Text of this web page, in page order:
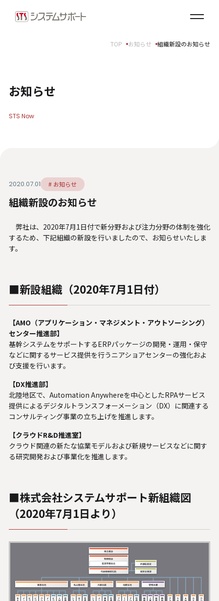
ソリューション・プロダクト
拠点案内
SDGsへの取り組み
健康経営宣言
人材関連データ・社外からの評価
採用情報
Microsoft Base Kanazawa
システムサポート胡蝶蘭オンラインショップ
事例紹介
SNS公式アカウント一覧
English
U.S. FrontLine
情報セキュリティ基本方針
個人情報の取り扱いについて
サイトのご利用について
反社会的勢力に対する基本方針
特定個人情報等の適正な取り扱いに関する基本方針
TOP お知らせ 組織新設のお知らせ
お知らせ
STS Now
2020.07.01 # お知らせ
組織新設のお知らせ
弊社は、2020年7月1日付で新分野および注力分野の体制を強化
するため、下記組織の新設を行いましたので、お知らせいたしま
す。
■新設組織（2020年7月1日付）
【AMO（アプリケーション・マネジメント・アウトソーシング）
センター推進部】
基幹システムをサポートするERPパッケージの開発・運用・保守
などに関するサービス提供を行うニアショアセンターの強化およ
び支援を行います。
【DX推進部】
北陸地区で、Automation Anywhereを中心としたRPAサービス
提供によるデジタルトランスフォーメーション（DX）に関連する
コンサルティング事業の立ち上げを推進します。
【クラウドR&D推進室】
クラウド関連の新たな協業モデルおよび新規サービスなどに関す
る研究開発および事業化を推進します。
■株式会社システムサポート新組織図
（2020年7月1日より）